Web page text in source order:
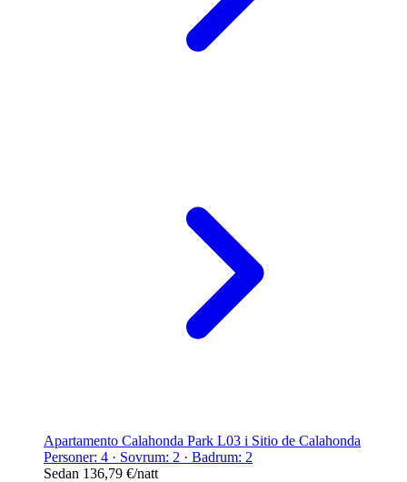
Apartamento Calahonda Park L03 i Sitio de Calahonda
Personer: 4 · Sovrum: 2 · Badrum: 2
Sedan 136,79 €/natt